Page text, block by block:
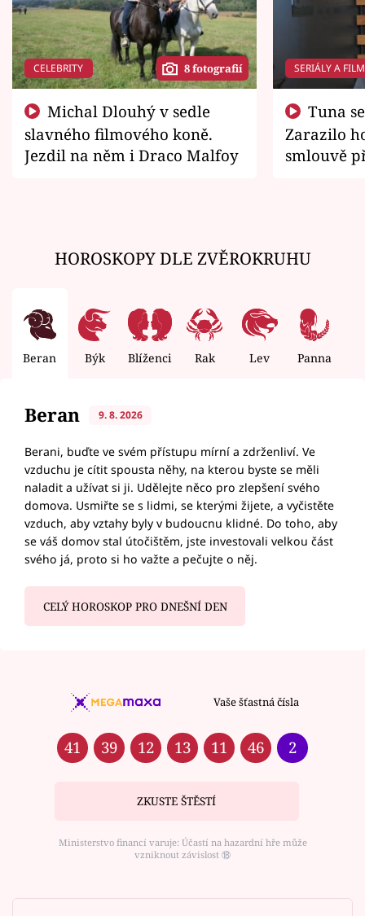
CELEBRITY 8 fotografií
slavného filmového koně.
Jezdil na něm i Draco Malfoy
SERIÁLY A
Zarazilo
smlouvě
HOROSKOPY DLE ZVĚROKRUHU
Beran Býk Blíženci Rak Lev Panna
Beran 9. 8. 2026
Berani, buďte ve svém přístupu mírní a zdrženliví. Ve
vzduchu je cítit spousta něhy, na kterou byste se měli
naladit a užívat si ji. Udělejte něco pro zlepšení svého
domova. Usmiřte se s lidmi, se kterými žijete, a vyčistěte
vzduch, aby vztahy byly v budoucnu klidné. Do toho, aby
se váš domov stal útočištěm, jste investovali velkou část
svého já, proto si ho važte a pečujte o něj.
CELÝ HOROSKOP PRO DNEŠNÍ DEN
Vaše šťastná čísla
41 39 12 13 11 46 2
ZKUSTE ŠTĚSTÍ
Ministerstvo financí varuje: Účastí na hazardní hře může
vzniknout závislost ⑱